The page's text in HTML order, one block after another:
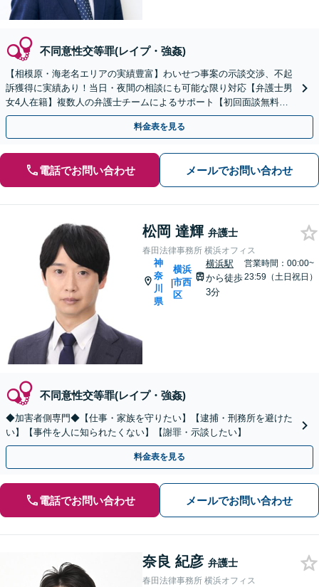
不同意性交等罪(レイプ・強姦)
【相模原・海老名エリアの実績豊富】わいせつ事案の示談交渉、不起
訴獲得に実績あり！当日・夜間の相談にも可能な限り対応【弁護士男
女4人在籍】複数人の弁護士チームによるサポート【初回面談無料】
【完全個室で対応】
料金表を見る
電話でお問い合わせ メールでお問い合わせ
松岡 達輝 弁護士
春田法律事務所 横浜オフィス
神
奈
川
県
|
横浜
市西
区
横浜駅
から徒歩
3分
営業時間：00:00~
23:59（土日祝日）
不同意性交等罪(レイプ・強姦)
◆加害者側専門◆【仕事・家族を守りたい】【逮捕・刑務所を避けた
い】【事件を人に知られたくない】【謝罪・示談したい】
料金表を見る
電話でお問い合わせ メールでお問い合わせ
奈良 紀彦 弁護士
春田法律事務所 横浜オフィス